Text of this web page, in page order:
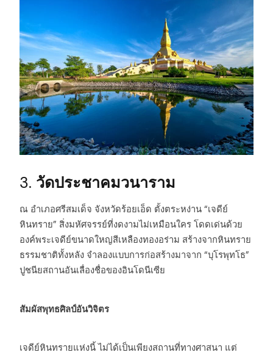
3. วัดประชาคมวนาราม
ณ อำเภอศรีสมเด็จ จังหวัดร้อยเอ็ด ตั้งตระหง่าน “เจดีย์
หินทราย” สิ่งมหัศจรรย์ที่งดงามไม่เหมือนใคร โดดเด่นด้วย
องค์พระเจดีย์ขนาดใหญ่สีเหลืองทองอร่าม สร้างจากหินทราย
ธรรมชาติทั้งหลัง จำลองแบบการก่อสร้างมาจาก “บุโรพุทโธ”
ปูชนียสถานอันเลื่องชื่อของอินโดนีเซีย
สัมผัสพุทธศิลป์อันวิจิตร
เจดีย์หินทรายแห่งนี้ ไม่ได้เป็นเพียงสถานที่ทางศาสนา แต่